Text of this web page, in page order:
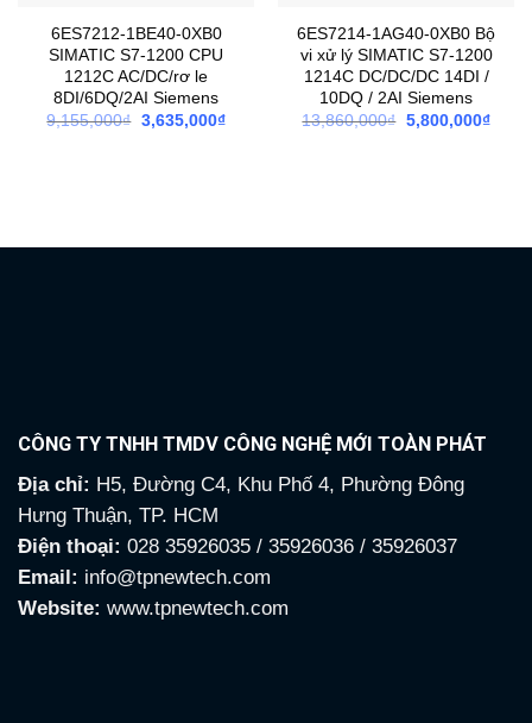
6ES7212-1BE40-0XB0
SIMATIC S7-1200 CPU
1212C AC/DC/rơ le
8DI/6DQ/2AI Siemens
9,155,000₫ Giá
3,635,000₫Giá
6ES7214-1AG40-0XB0 Bộ
vi xử lý SIMATIC S7-1200
1214C DC/DC/DC 14DI /
10DQ / 2AI Siemens
13,860,000₫ Giá
5,800,000₫Giá
CÔNG TY TNHH TMDV CÔNG NGHỆ MỚI TOÀN PHÁT
Địa chỉ: H5, Đường C4, Khu Phố 4, Phường Đông
Hưng Thuận, TP. HCM
Điện thoại: 028 35926035 / 35926036 / 35926037
Email: info@tpnewtech.com
Website: www.tpnewtech.com